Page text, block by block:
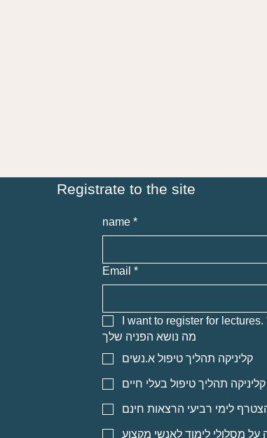
Registrate to the site
name *
Email *
I want to register for lectures.
מה נושא הפניה שלך
קליניקה תהליך טיפול א.נשים
קליניקה תהליך טיפול בעלי חיים
לימי רביעי הרצאות חינם
על מסלולי לימוד לאנשי מקצוע